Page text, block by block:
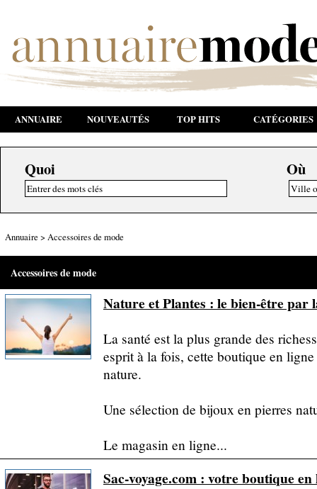
ANNUAIRE NOUVEAUTÉS TOP HITS CATÉGORIES
Quoi Où
Annuaire > Accessoires de mode
Accessoires de mode
Nature et Plantes : le bien-être par
La santé est la plus grande des
esprit à la fois, cette boutique en
nature.
Une sélection de bijoux en pierres
Le magasin en ligne...
Sac-voyage.com : votre boutique en